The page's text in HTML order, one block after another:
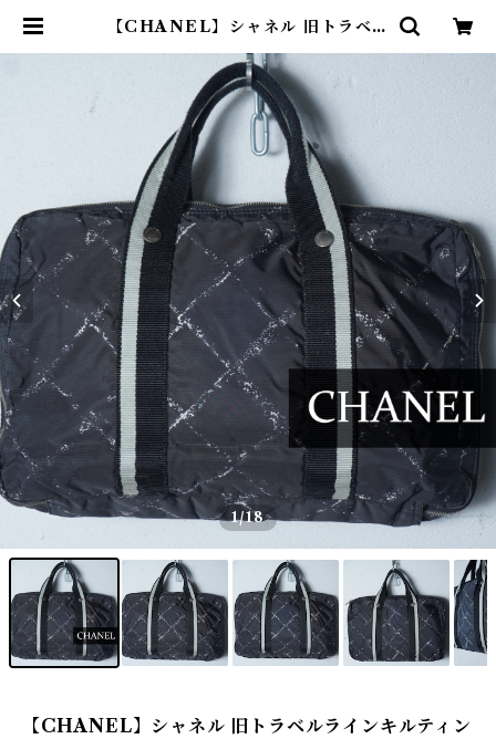
【CHANEL】シャネル 旧トラベル
ンハンドバッグ black＆white |
ブランド古着屋 Jesus Judas（ジ
ーザス ジューダス）
1/18
【CHANEL】シャネル 旧トラベルラインキルティン